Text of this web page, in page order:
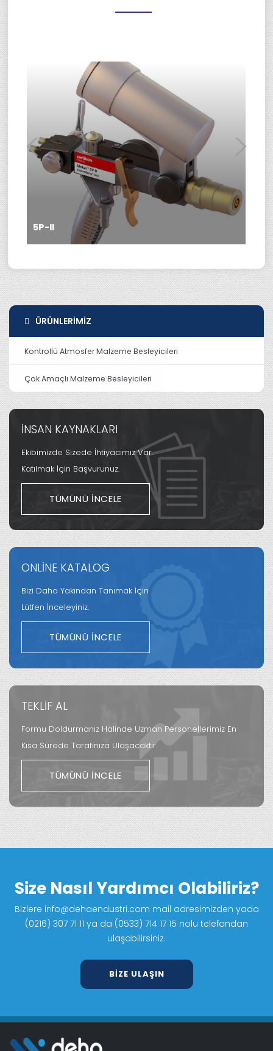
5P-II
ÜRÜNLERIMIZ
Kontrollü Atmosfer Malzeme Besleyicileri
Çok Amaçlı Malzeme Besleyicileri
İNSAN KAYNAKLARI
Ekibimizde Sizede İhtiyacımız Var.
Katılmak İçin Başvurunuz.
TÜMÜNÜ İNCELE
ONLİNE KATALOG
Bizi Daha Yakından Tanımak İçin
Lütfen İnceleyiniz.
TÜMÜNÜ İNCELE
TEKLİF AL
Formu Doldurmanız Halinde Uzman Personellerimiz En
Kısa Sürede Tarafınıza Ulaşacaktır.
TÜMÜNÜ İNCELE
Size Nasıl Yardımcı Olabiliriz?
Bizlere info@dehaendustri.com mail adresimizden yada
(0216) 307 71 11 ya da (0533) 714 17 15 nolu telefondan
ulaşabilirsiniz.
BIZE ULAŞIN